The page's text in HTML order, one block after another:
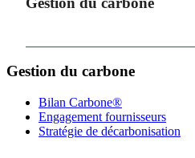
Gestion du carbone
Bilan Carbone®
Engagement fournisseurs
Stratégie de décarbonisation